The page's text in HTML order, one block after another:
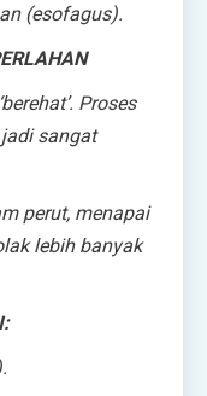
(esofagus).
Proses
sangat
perut, menapai
lebih banyak